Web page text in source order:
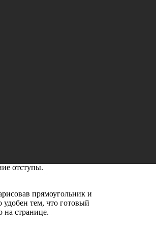
отступы.
прямоугольник и
удобен тем, что готовый
на странице.